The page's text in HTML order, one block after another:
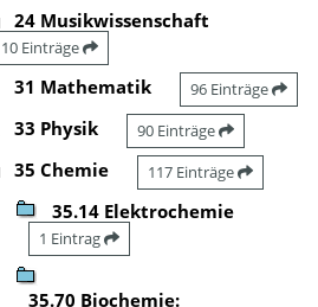
24 Musikwissenschaft
10 Einträge
31 Mathematik 96 Einträge
33 Physik 90 Einträge
35 Chemie 117 Einträge
35.14 Elektrochemie
1 Eintrag
35.70 Biochemie: